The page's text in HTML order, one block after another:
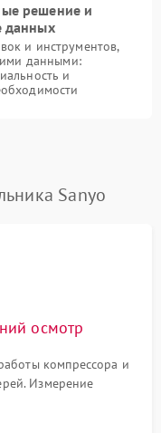
решение и
данных
и инструментов,
данными:
и
Sanyo
осмотр
компрессора и
Измерение
термостата и
дисплея.